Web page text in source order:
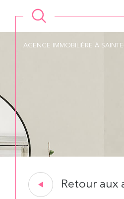
AGENCE IMMOBILIÉRE À
Retour aux